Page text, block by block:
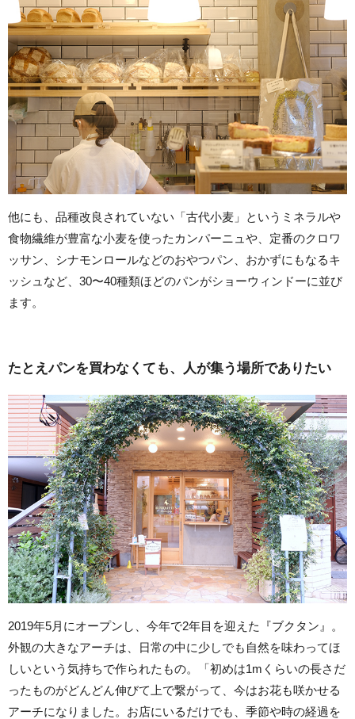
他にも、品種改良されていない「古代小麦」というミネラルや
食物繊維が豊富な小麦を使ったカンパーニュや、定番のクロワ
ッサン、シナモンロールなどのおやつパン、おかずにもなるキ
ッシュなど、30〜40種類ほどのパンがショーウィンドーに並び
ます。
たとえパンを買わなくても、人が集う場所でありたい
2019年5月にオープンし、今年で2年目を迎えた『ブクタン』。
外観の大きなアーチは、日常の中に少しでも自然を味わってほ
しいという気持ちで作られたもの。「初めは1mくらいの長さだ
ったものがどんどん伸びて上で繋がって、今はお花も咲かせる
アーチになりました。お店にいるだけでも、季節や時の経過を